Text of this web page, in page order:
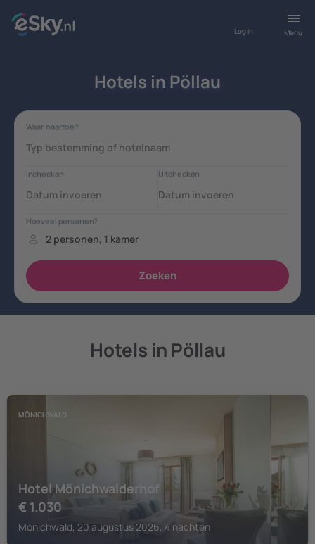
Menu
Log in
Hotels in Pöllau
Hotels in Pöllau
MÖNICHWALD
Hotel Mönichwalderhof
€ 1.030
Mönichwald, 20 augustus 2026, 4 nachten